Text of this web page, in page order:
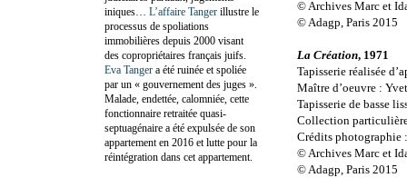
© Archives Marc et
© Adagp, Paris 2015
La Création, 1971
Tapisserie réalisée
Maître d’oeuvre :
Tapisserie de basse
Collection
Crédits photographie :
© Archives Marc et
© Adagp, Paris 2015
iniques… L’affaire Tanger illustre le
processus de spoliations
immobilières depuis 2000 visant
des copropriétaires français juifs.
Eva Tanger a été ruinée et spoliée
par un « gouvernement des juges ».
Malade, endettée, calomniée, cette
fonctionnaire retraitée quasi-
septuagénaire a été expulsée de son
appartement en 2016 et lutte pour la
réintégration dans cet appartement.